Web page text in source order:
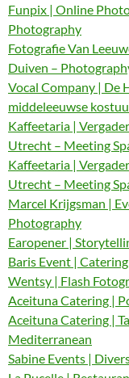
Funpix | Online
Photography
Fotografie Van
Duiven –
Vocal Company | De
middeleeuwse
Kaffeetaria |
Utrecht – Meeting
Kaffeetaria |
Utrecht – Meeting
Marcel Krijgsman |
Photography
Earopener |
Baris Event |
Wentsy | Flash
Aceituna Catering |
Aceituna Catering |
Mediterranean
Sabine Events |